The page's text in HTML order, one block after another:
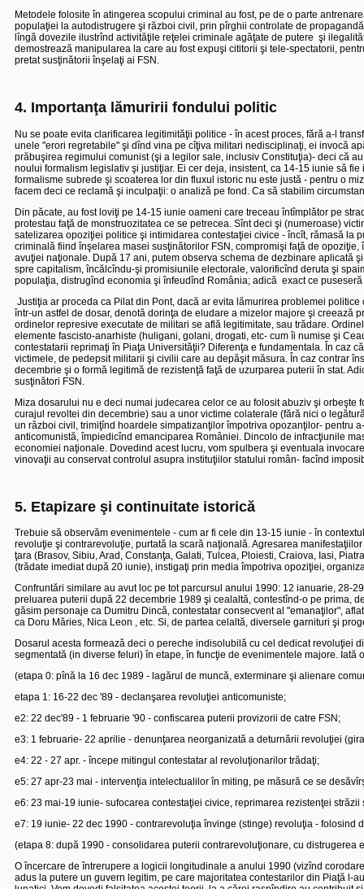
Metodele folosite în atingerea scopului criminal au fost, pe de o parte
populaţiei la autodistrugere şi război civil, prin pîrghii controlate de
lîngă dovezile ilustrînd activităţile reţelei criminale agăţate de putere şi
demostrează manipularea la care au fost expuşi cititorii şi tele-spectatorii,
pretat susţinătorii înşelaţi ai FSN.
4. Importanţa lămuririi fondului politic
Nu se poate evita clarificarea legitimităţii politice - în acest proces, fără a-l
unele "erori regretabile" şi dînd vina pe cîţiva militari nedisciplinaţi, ei invocă
prăbuşirea regimului comunist (şi a legilor sale, inclusiv Constituţia)- deci că
noului formalism legislativ şi justiţiar. Ei cer deja, insistent, ca 14-15 iunie să
formalisme subrede şi scoaterea lor din fluxul istoric nu este justă - pentru o
facem deci ce reclamă şi inculpaţii: o analiză pe fond. Ca să stabilim
Din păcate, au fost loviţi pe 14-15 iunie oameni care treceau întîmplător pe
protestau faţă de monstruozitatea ce se petrecea. Sînt deci şi (numeroase)
satelizarea opoziţiei politice şi intimidarea contestaţiei civice - încît, rămasă la
criminală fiind înşelarea masei susţinătorilor FSN, compromişi faţă de
avuţiei naţionale. După 17 ani, putem observa schema de dezbinare aplicată
spre capitalism, încălcîndu-şi promisiunile electorale, valorificînd deruta şi
populaţia, distrugînd economia şi înfeudînd România; adică exact ce
Justiţia ar proceda ca Pilat din Pont, dacă ar evita lămurirea problemei
într-un astfel de dosar, denotă dorinţa de eludare a mizelor majore şi creează
ordinelor represive executate de militari se află legitimitate, sau trădare.
elemente fascisto-anarhiste (huligani, golani, drogati, etc- cum îi numise şi
contestatarii reprimaţi în Piaţa Universităţii? Diferenţa e fundamentala. În caz
victimele, de pedepsit militarii şi civilii care au depăşit măsura. În caz contrar
decembrie şi o formă legitimă de rezistenţă faţă de uzurparea puterii în stat.
susţinători FSN.
Miza dosarului nu e deci numai judecarea celor ce au folosit abuziv şi
curajul revoltei din decembrie) sau a unor victime colaterale (fără nici o
un război civil, trimiţînd hoardele simpatizanţilor împotriva opozanţilor- pentru
anticomunistă, împiedicînd emanciparea României. Dincolo de infracţiunile
economiei naţionale. Dovedind acest lucru, vom spulbera şi eventuala
vinovaţii au conservat controlul asupra instituţiilor statului român- facînd
5. Etapizare şi continuitate istorică
Trebuie să observăm evenimentele - cum ar fi cele din 13-15 iunie - în
revoluţie şi contrarevoluţie, purtată la scară naţională. Agresarea
ţara (Brasov, Sibiu, Arad, Constanţa, Galati, Tulcea, Ploiesti, Craiova, Iasi,
(trădate imediat după 20 iunie), instigaţi prin media împotriva opoziţiei,
Confruntări similare au avut loc pe tot parcursul anului 1990: 12 ianuarie, 28-
preluarea puterii după 22 decembrie 1989 şi cealaltă, contestînd-o pe prima,
găsim personaje ca Dumitru Dincă, contestatar consecvent al "emanaţilor", aflat
ca Doru Măries, Nica Leon , etc. Si, de partea celaltă, diversele garnituri şi
Dosarul acesta formează deci o pereche indisolubilă cu cel dedicat revoluţiei
segmentată (in diverse feluri) în etape, în funcţie de evenimentele majore. Iată
(etapa 0: pînă la 16 dec 1989 - lagărul de muncă, exterminare şi alienare
etapa 1: 16-22 dec '89 - declanşarea revoluţiei anticomuniste;
e2: 22 dec'89 - 1 februarie '90 - confiscarea puterii provizorii de catre FSN;
e3: 1 februarie- 22 aprilie - denunţarea neorganizată a deturnării revoluţiei
e4: 22 - 27 apr. - începe mitingul contestatar al revoluţionarilor trădaţi;
e5: 27 apr-23 mai - intervenţia intelectualilor în miting, pe măsură ce se
e6: 23 mai-19 iunie- sufocarea contestaţiei civice, reprimarea rezistenţei
e7: 19 iunie- 22 dec 1990 - contrarevoluţia învinge (stinge) revoluţia - folosind
(etapa 8: după 1990 - consolidarea puterii contrarevoluţionare, cu
O încercare de întrerupere a logicii longitudinale a anului 1990 (vizînd
adus la putere un guvern legitim, pe care majoritatea contestarilor din Piaţă l-